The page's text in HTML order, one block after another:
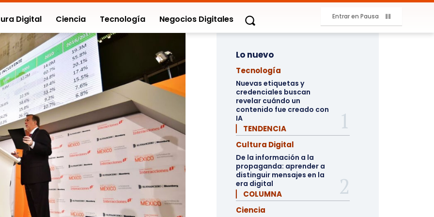
Digital Ciencia Tecnología Negocios Digitales Entrar en Pausa
Lo nuevo
Tecnología
Nuevas etiquetas y
credenciales buscan
revelar cuándo un
contenido fue creado con
IA
▏ TENDENCIA
Cultura Digital
De la información a la
propaganda: aprender a
distinguir mensajes en la
era digital
▏ COLUMNA
Ciencia